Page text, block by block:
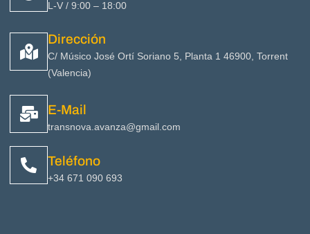
L-V / 9:00 – 18:00
Dirección
C/ Músico José Ortí Soriano 5, Planta 1 46900, Torrent
(Valencia)
E-Mail
transnova.avanza@gmail.com
Teléfono
+34 671 090 693